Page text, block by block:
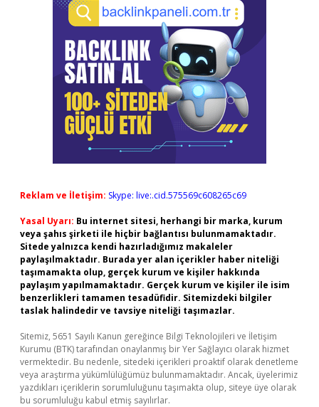
Reklam ve İletişim: Skype: live:.cid.575569c608265c69
Yasal Uyarı: Bu internet sitesi, herhangi bir marka, kurum
veya şahıs şirketi ile hiçbir bağlantısı bulunmamaktadır.
Sitede yalnızca kendi hazırladığımız makaleler
paylaşılmaktadır. Burada yer alan içerikler haber niteliği
taşımamakta olup, gerçek kurum ve kişiler hakkında
paylaşım yapılmamaktadır. Gerçek kurum ve kişiler ile isim
benzerlikleri tamamen tesadüfidir. Sitemizdeki bilgiler
taslak halindedir ve tavsiye niteliği taşımazlar.
Sitemiz, 5651 Sayılı Kanun gereğince Bilgi Teknolojileri ve İletişim
Kurumu (BTK) tarafından onaylanmış bir Yer Sağlayıcı olarak hizmet
vermektedir. Bu nedenle, sitedeki içerikleri proaktif olarak denetleme
veya araştırma yükümlülüğümüz bulunmamaktadır. Ancak, üyelerimiz
yazdıkları içeriklerin sorumluluğunu taşımakta olup, siteye üye olarak
bu sorumluluğu kabul etmiş sayılırlar.